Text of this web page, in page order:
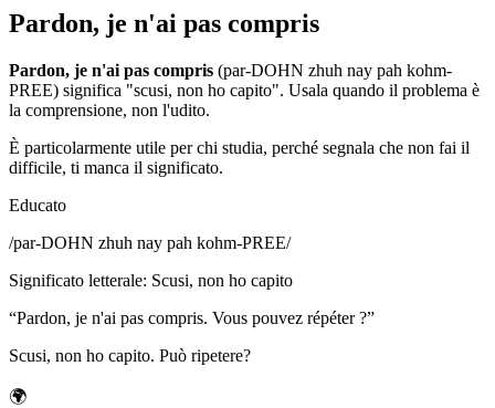
Pardon, je n'ai pas compris
Pardon, je n'ai pas compris (par-DOHN zhuh nay pah kohm-
PREE) significa "scusi, non ho capito". Usala quando il problema è
la comprensione, non l'udito.
È particolarmente utile per chi studia, perché segnala che non fai il
difficile, ti manca il significato.
Educato
/par-DOHN zhuh nay pah kohm-PREE/
Significato letterale: Scusi, non ho capito
“Pardon, je n'ai pas compris. Vous pouvez répéter ?”
Scusi, non ho capito. Può ripetere?
🌍